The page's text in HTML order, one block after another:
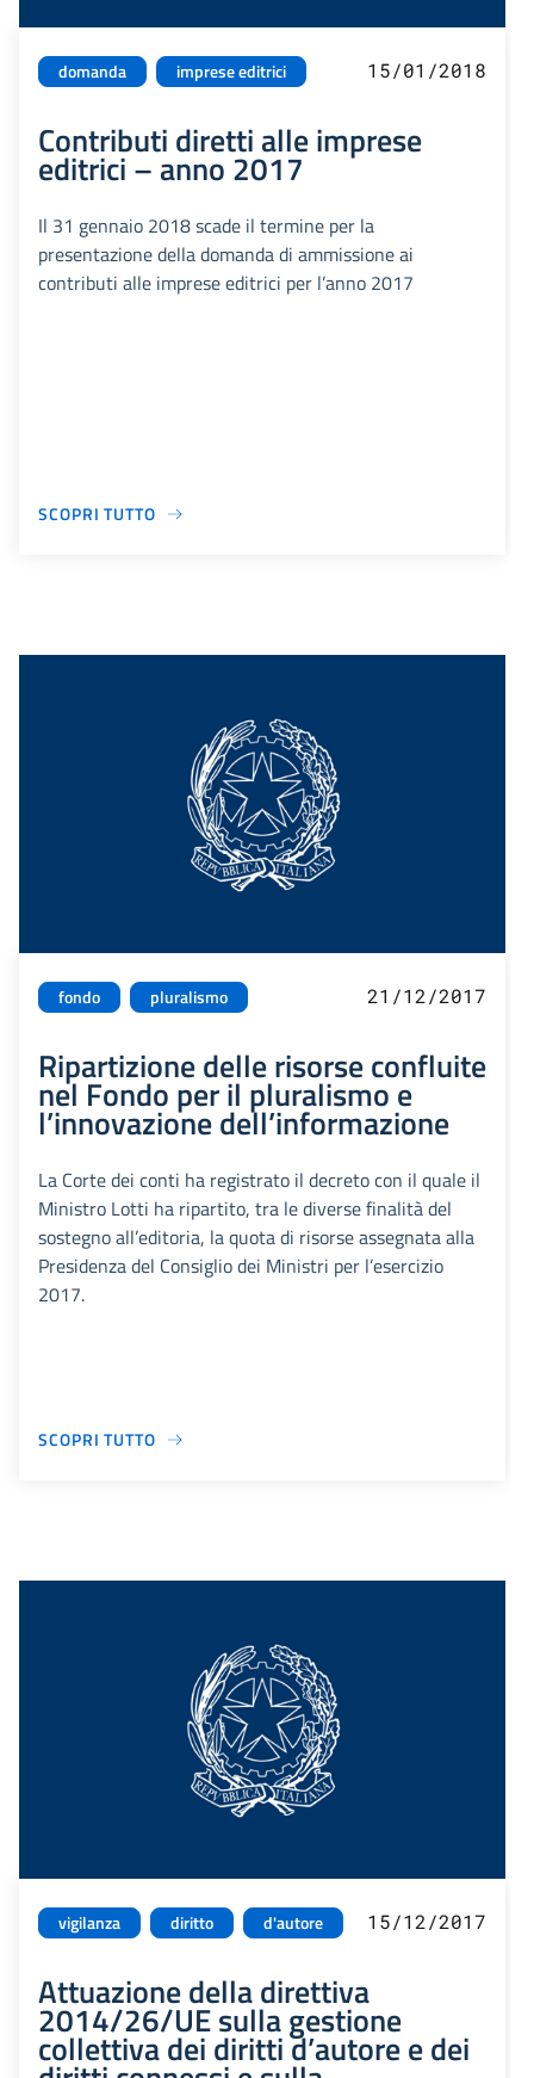
domanda imprese editrici 15/01/2018
Contributi diretti alle imprese
editrici – anno 2017
Il 31 gennaio 2018 scade il termine per la
presentazione della domanda di ammissione ai
contributi alle imprese editrici per l’anno 2017
SCOPRI TUTTO
fondo pluralismo 21/12/2017
Ripartizione delle risorse confluite
nel Fondo per il pluralismo e
l’innovazione dell’informazione
La Corte dei conti ha registrato il decreto con il quale il
Ministro Lotti ha ripartito, tra le diverse finalità del
sostegno all’editoria, la quota di risorse assegnata alla
Presidenza del Consiglio dei Ministri per l’esercizio
2017.
SCOPRI TUTTO
vigilanza diritto d'autore 15/12/2017
Attuazione della direttiva
2014/26/UE sulla gestione
collettiva dei diritti d’autore e dei